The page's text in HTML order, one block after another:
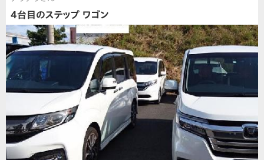
4台目のステップ ワゴン